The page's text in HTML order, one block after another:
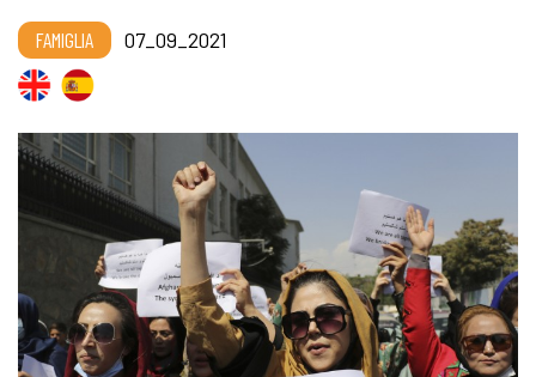
FAMIGLIA 07_09_2021